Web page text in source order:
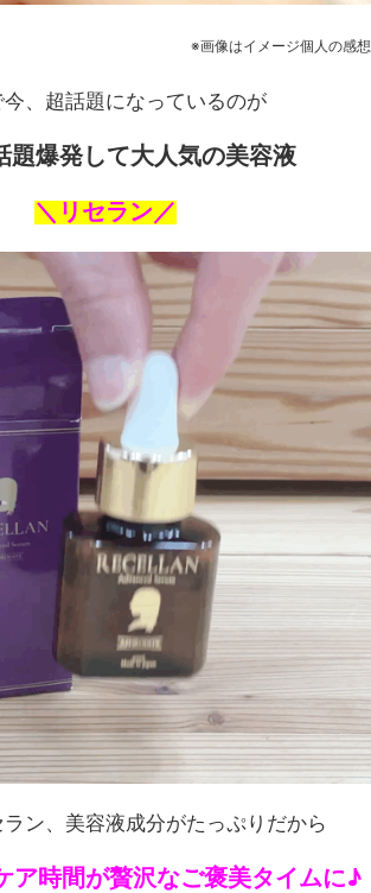
※画像はイメージ個人の感想
今、超話題になっているのが
題爆発して大人気の美容液
＼リセラン／
ン、美容液成分がたっぷりだから
ア時間が贅沢なご褒美タイムに♪